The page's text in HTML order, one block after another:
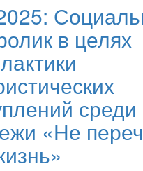
в целях
среди
«Не